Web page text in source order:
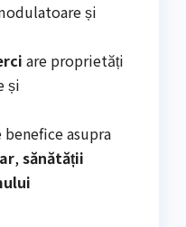
și
are proprietăți
și
asupra
,sănătății